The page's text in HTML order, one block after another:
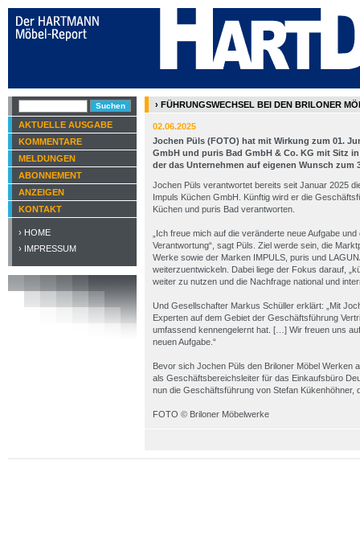
AKTUELLE AUSGABE
KOMMENTARE
MELDUNGEN
ABONNEMENT
ANZEIGEN
KONTAKT
› HOME
› IMPRESSUM
› FÜHRUNGSWECHSEL BEI DEN BRILONER
02.06.2025
Jochen Püls (FOTO) hat mit Wirkung zum 01.
GmbH und puris Bad GmbH & Co. KG mit Sitz
der das Unternehmen auf eigenen Wunsch zum
Jochen Püls verantwortet bereits seit Januar 2025
Impuls Küchen GmbH. Künftig wird er die
Küchen und puris Bad verantworten.
„Ich freue mich auf die veränderte neue Aufgabe
Verantwortung“, sagt Püls. Ziel werde sein, die
Werke sowie der Marken IMPULS, puris und
weiterzuentwickeln. Dabei liege der Fokus darauf,
weiter zu nutzen und die Nachfrage national und
Und Gesellschafter Markus Schüller erklärt: „Mit
Experten auf dem Gebiet der Geschäftsführung
umfassend kennengelernt hat. […] Wir freuen uns
neuen Aufgabe.“
Bevor sich Jochen Püls den Briloner Möbel Werken
als Geschäftsbereichsleiter für das Einkaufsbüro
nun die Geschäftsführung von Stefan Kükenhöhner,
FOTO © Briloner Möbelwerke